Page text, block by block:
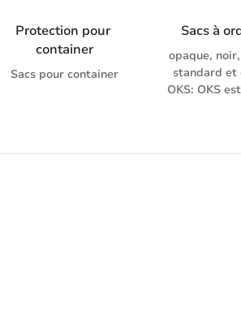
Protection pour
container
Sacs pour container
Sacs à
opaque,
standard et
OKS: OKS
poubelle